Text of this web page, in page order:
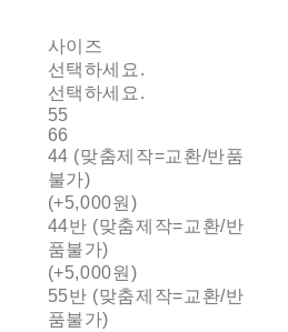
사이즈
선택하세요.
선택하세요.
55
66
44 (맞춤제작=교환/반품
불가)
(+5,000원)
44반 (맞춤제작=교환/반
품불가)
(+5,000원)
55반 (맞춤제작=교환/반
품불가)